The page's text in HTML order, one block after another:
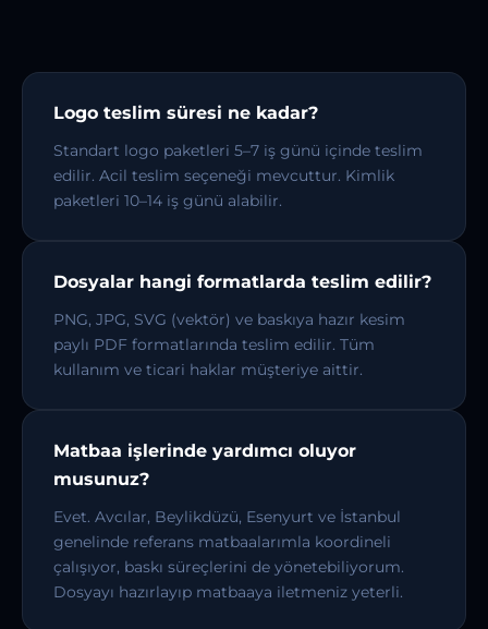
Logo teslim süresi ne kadar?
Standart logo paketleri 5–7 iş günü içinde teslim
edilir. Acil teslim seçeneği mevcuttur. Kimlik
paketleri 10–14 iş günü alabilir.
Dosyalar hangi formatlarda teslim edilir?
PNG, JPG, SVG (vektör) ve baskıya hazır kesim
paylı PDF formatlarında teslim edilir. Tüm
kullanım ve ticari haklar müşteriye aittir.
Matbaa işlerinde yardımcı oluyor
musunuz?
Evet. Avcılar, Beylikdüzü, Esenyurt ve İstanbul
genelinde referans matbaalarımla koordineli
çalışıyor, baskı süreçlerini de yönetebiliyorum.
Dosyayı hazırlayıp matbaaya iletmeniz yeterli.